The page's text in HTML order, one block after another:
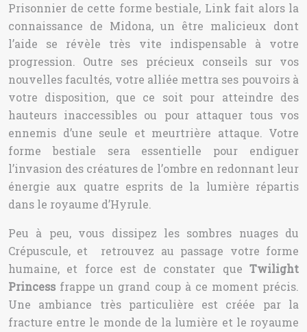
Prisonnier de cette forme bestiale, Link fait alors la
connaissance de Midona, un être malicieux dont
l’aide se révèle très vite indispensable à votre
progression. Outre ses précieux conseils sur vos
nouvelles facultés, votre alliée mettra ses pouvoirs à
votre disposition, que ce soit pour atteindre des
hauteurs inaccessibles ou pour attaquer tous vos
ennemis d’une seule et meurtrière attaque. Votre
forme bestiale sera essentielle pour endiguer
l’invasion des créatures de l’ombre en redonnant leur
énergie aux quatre esprits de la lumière répartis
dans le royaume d’Hyrule.
Peu à peu, vous dissipez les sombres nuages du
Crépuscule, et retrouvez au passage votre forme
humaine, et force est de constater que Twilight
Princess frappe un grand coup à ce moment précis.
Une ambiance très particulière est créée par la
fracture entre le monde de la lumière et le royaume